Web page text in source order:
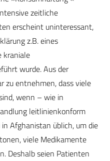
zeitliche
erscheint uninteressant,
z.B. eines
kraniale
wurde. Aus der
zu entnehmen, dass viele
wenn – wie in
leitlinienkonform
Afghanistan üblich, um die
viele Medikamente
Deshalb seien Patienten